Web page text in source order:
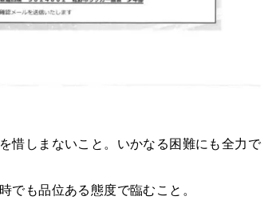
惜しまないこと。いかなる困難にも全力で
でも品位ある態度で臨むこと。